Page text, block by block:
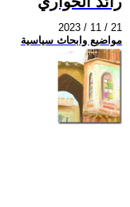
2023 / 11 / 21
مواضيع وابحاث سياسية